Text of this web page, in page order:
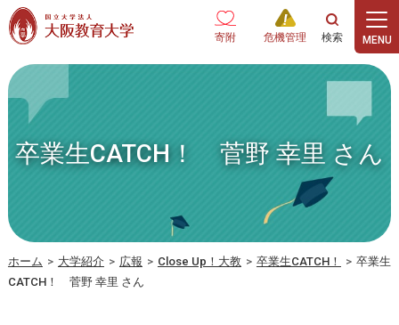
本文へ
寄附 危機管理
卒業生CATCH！ 菅野 幸里 さん
ホーム > 大学紹介 > 広報 > Close Up！大教 > 卒業生CATCH！ > 卒業生
CATCH！ 菅野 幸里 さん